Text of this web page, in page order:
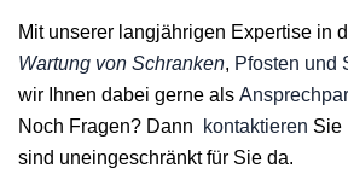
Mit unserer langjährigen Expertise in
Wartung von Schranken, Pfosten und
wir Ihnen dabei gerne als
Noch Fragen? Dann
kontaktieren Sie
sind uneingeschränkt für Sie da.